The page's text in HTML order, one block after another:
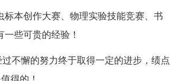
本创作大赛、物理实验技能竞赛、书
些可贵的经验！
不懈的努力终于取得一定的进步，绩点
得的！